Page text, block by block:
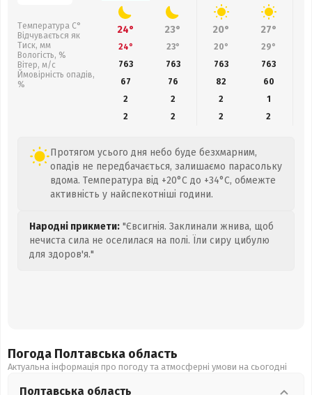
Температура С°
Відчувається як
Тиск, мм
Вологість, %
Вітер, м/с
Ймовірність опадів,
%
24° 23° 20° 27°
24° 23° 20° 29°
763
763 763 763
67
76 82 60
2
2 2
1
2
2 2 2
Протягом усього дня небо буде безхмарним,
опадів не передбачається, залишаємо парасольку
вдома. Температура від +20°C до +34°C, обмежте
активність у найспекотніші години.
Народні прикмети: "Євсигнія. Заклинали жнива, щоб
нечиста сила не оселилася на полі. Їли сиру цибулю
для здоров'я."
Погода Полтавська область
Актуальна інформація про погоду та атмосферні умови на сьогодні
Полтавська область